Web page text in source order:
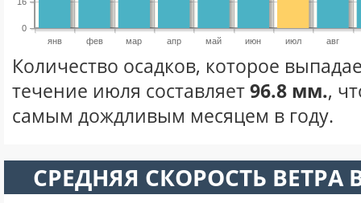
янв фев мар апр май июн июл авг
0
Количество осадков, которое
течение июля составляет96.8 мм.,
самым дождливым месяцем в году.
СРЕДНЯЯ СКОРОСТЬ